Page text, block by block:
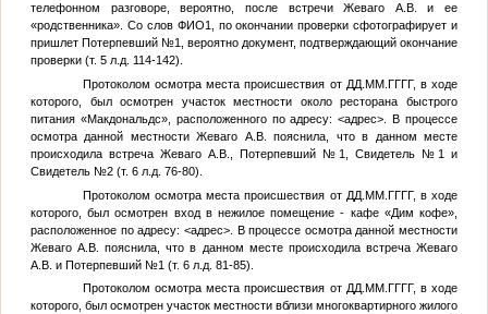
телефонном разговоре, вероятно, после встречи Жеваго А.В. и ее
«родственника». Со слов ФИО1, по окончании проверки сфотографирует и
пришлет Потерпевший №1, вероятно документ, подтверждающий окончание
проверки (т. 5 л.д. 114-142).
Протоколом осмотра места происшествия от ДД.ММ.ГГГГ, в ходе
которого, был осмотрен участок местности около ресторана быстрого
питания «Макдональдс», расположенного по адресу:<адрес> . В процессе
осмотра данной местности Жеваго А.В. пояснила, что в данном месте
происходила встреча Жеваго А.В., Потерпевший №1 ,Свидетель №1
и
Свидетель №2(т. 6 л.д. 76-80).
Протоколом осмотра места происшествия от ДД.ММ.ГГГГ, в ходе
которого, был осмотрен вход в нежилое помещение - кафе «Дим кофе»,
расположенное по адресу: <адрес>. В процессе осмотра данной местности
Жеваго А.В. пояснила, что в данном месте происходила встреча Жеваго
А.В. и Потерпевший №1 (т. 6 л.д. 81-85).
Протоколом осмотра места происшествия от ДД.ММ.ГГГГ, в ходе
которого, был осмотрен участок местности вблизи многоквартирного жилого